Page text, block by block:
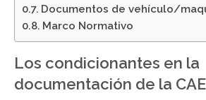
Documentos de vehículo/
Marco Normativo
Los condicionantes en la
documentación de la CAE